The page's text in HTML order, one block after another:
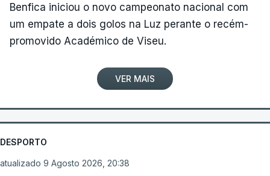
Benfica iniciou o novo campeonato nacional com
um empate a dois golos na Luz perante o recém-
promovido Académico de Viseu.
VER MAIS
DESPORTO
atualizado 9 Agosto 2026, 20:38